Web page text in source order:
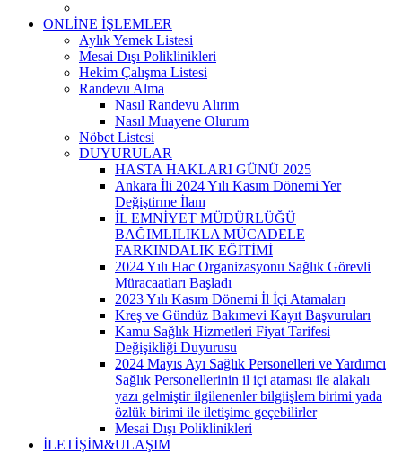
ONLİNE İŞLEMLER
Aylık Yemek Listesi
Mesai Dışı Poliklinikleri
Hekim Çalışma Listesi
Randevu Alma
Nasıl Randevu Alırım
Nasıl Muayene Olurum
Nöbet Listesi
DUYURULAR
HASTA HAKLARI GÜNÜ 2025
Ankara İli 2024 Yılı Kasım Dönemi Yer
Değiştirme İlanı
İL EMNİYET MÜDÜRLÜĞÜ
BAĞIMLILIKLA MÜCADELE
FARKINDALIK EĞİTİMİ
2024 Yılı Hac Organizasyonu Sağlık Görevli
Müracaatları Başladı
2023 Yılı Kasım Dönemi İl İçi Atamaları
Kreş ve Gündüz Bakımevi Kayıt Başvuruları
Kamu Sağlık Hizmetleri Fiyat Tarifesi
Değişikliği Duyurusu
2024 Mayıs Ayı Sağlık Personelleri ve Yardımcı
Sağlık Personellerinin il içi ataması ile alakalı
yazı gelmiştir ilgilenenler bilgiişlem birimi yada
özlük birimi ile iletişime geçebilirler
Mesai Dışı Poliklinikleri
İLETİŞİM&ULAŞIM